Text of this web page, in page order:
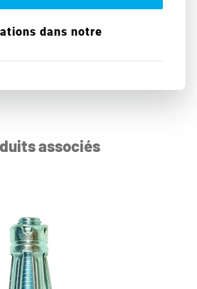
dans notre
associés